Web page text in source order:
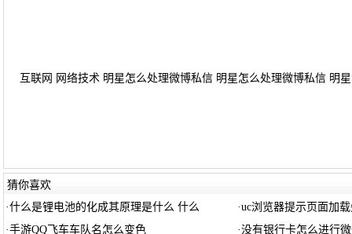
互联网 网络技术 明星怎么处理微博私信 明星怎么处理微博私信 明
猜你喜欢
·什么是锂电池的化成其原理是什么 什么 ·uc浏览器提示页面加
·手游QQ飞车车队名怎么变色 ·没有银行卡怎么进行